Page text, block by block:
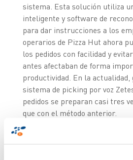
sistema. Esta solución utiliza
inteligente y software de
para dar instrucciones a los
operarios de Pizza Hut ahora
los pedidos con facilidad y
antes afectaban de forma
productividad. En la actualidad,
sistema de picking por voz
pedidos se preparan casi tres
que con el método anterior.
Yossi Kolton, director de